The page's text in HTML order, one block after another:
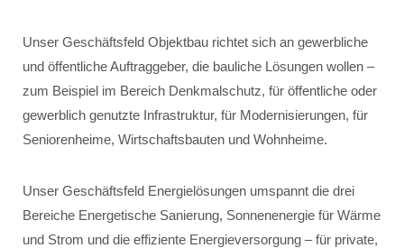
Unser Geschäftsfeld Objektbau richtet sich an gewerbliche
und öffentliche Auftraggeber, die bauliche Lösungen wollen –
zum Beispiel im Bereich Denkmalschutz, für öffentliche oder
gewerblich genutzte Infrastruktur, für Modernisierungen, für
Seniorenheime, Wirtschaftsbauten und Wohnheime.
Unser Geschäftsfeld Energielösungen umspannt die drei
Bereiche Energetische Sanierung, Sonnenenergie für Wärme
und Strom und die effiziente Energieversorgung – für private,